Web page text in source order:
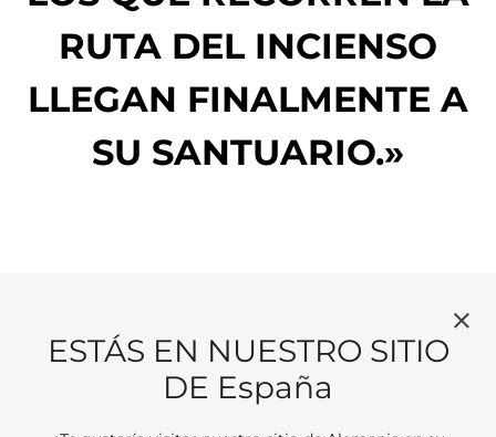
RUTA DEL INCIENSO
LLEGAN FINALMENTE A
SU SANTUARIO.»
ESTÁS EN NUESTRO SITIO
DE España